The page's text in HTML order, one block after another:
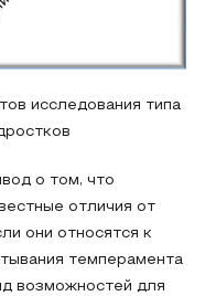
исследования типа
о том, что
отличия от
они относятся к
темперамента
возможностей для